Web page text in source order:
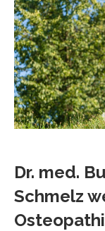
Dr. med.
Schmelz